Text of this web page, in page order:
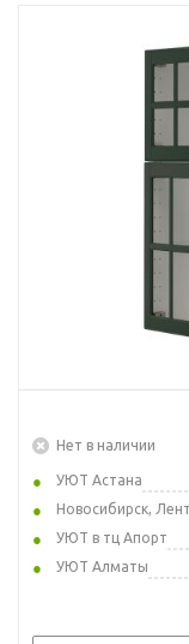
Нет в наличии
УЮТ Астана
Новосибирск,
УЮТ в тц Апорт
УЮТ Алматы